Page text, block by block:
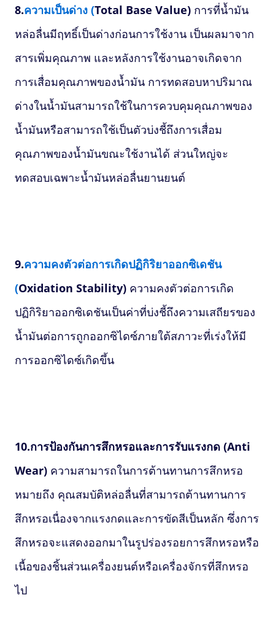
8.ความเป็นด่าง (Total Base Value) การที่น้ำมัน
หล่อลื่นมีฤทธิ์เป็นด่างก่อนการใช้งาน เป็นผลมาจาก
สารเพิ่มคุณภาพ และหลังการใช้งานอาจเกิดจาก
การเสื่อมคุณภาพของน้ำมัน การทดสอบหาปริมาณ
ด่างในน้ำมันสามารถใช้ในการควบคุมคุณภาพของ
น้ำมันหรือสามารถใช้เป็นตัวบ่งชี้ถึงการเสื่อม
คุณภาพของน้ำมันขณะใช้งานได้ ส่วนใหญ่จะ
ทดสอบเฉพาะน้ำมันหล่อลื่นยานยนต์
9.ความคงตัวต่อการเกิดปฏิกิริยาออกซิเดชัน
(Oxidation Stability) ความคงตัวต่อการเกิด
ปฏิกิริยาออกซิเดชันเป็นค่าที่บ่งชี้ถึงความเสถียรของ
น้ำมันต่อการถูกออกซิไดซ์ภายใต้สภาวะที่เร่งให้มี
การออกซิไดซ์เกิดขึ้น
10.การป้องกันการสึกหรอและการรับแรงกด (Anti
Wear) ความสามารถในการต้านทานการสึกหรอ
หมายถึง คุณสมบัติหล่อลื่นที่สามารถต้านทานการ
สึกหรอเนื่องจากแรงกดและการขัดสีเป็นหลัก ซึ่งการ
สึกหรอจะแสดงออกมาในรูปร่องรอยการสึกหรอหรือ
เนื้อของชิ้นส่วนเครื่องยนต์หรือเครื่องจักรที่สึกหรอ
ไป